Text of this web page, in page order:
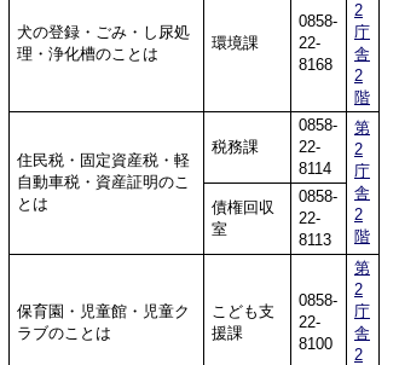
犬の登録・ごみ・し尿処
理・浄化槽のことは
環境課
0858-
22-
8168
2
庁
舎
2
階
住民税・固定資産税・軽
自動車税・資産証明のこ
とは
税務課
0858-
22-
8114
第
2
庁
舎
2
階
債権回収
室
0858-
22-
8113
保育園・児童館・児童ク
ラブのことは
こども支
援課
0858-
22-
8100
第
2
庁
舎
2